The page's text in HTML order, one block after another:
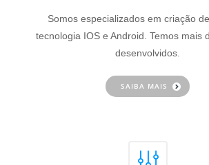
Somos especializados em criação
tecnologia IOS e Android. Temos mais
desenvolvidos.
SAIBA MAIS